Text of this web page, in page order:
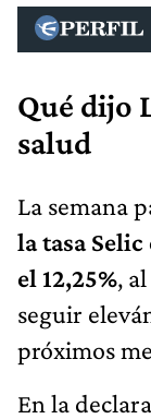
Qué dijo
salud
La semana
la tasa
el 12,25%,
seguir
próximos
En la